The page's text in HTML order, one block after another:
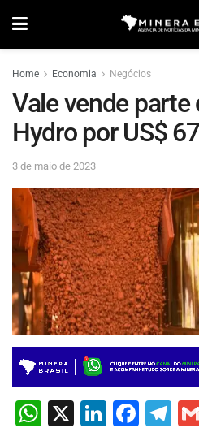
Home Economia Negócios
Vale vende parte
Hydro por US$
3 de maio de 2023
W X
Li
F
T